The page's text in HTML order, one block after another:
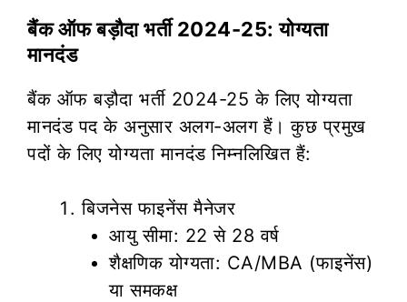
बैंक ऑफ बड़ौदा भर्ती 2024-25: योग्यता
मानदंड
बैंक ऑफ बड़ौदा भर्ती 2024-25 के लिए योग्यता
मानदंड पद के अनुसार अलग-अलग हैं। कुछ प्रमुख
पदों के लिए योग्यता मानदंड निम्नलिखित हैं:
बिजनेस फाइनेंस मैनेजर
आयु सीमा: 22 से 28 वर्ष
शैक्षणिक योग्यता: CA/MBA (फाइनेंस)
या समकक्ष